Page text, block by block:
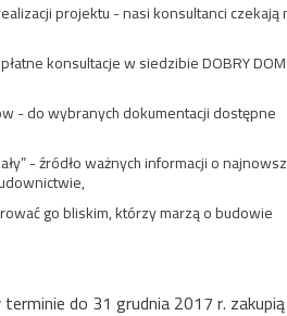
projektu - nasi konsultanci czekają
konsultacje w siedzibie DOBRY
- do wybranych dokumentacji dostępne
- źródło ważnych informacji o
go bliskim, którzy marzą o budowie
do 31 grudnia 2017 r.